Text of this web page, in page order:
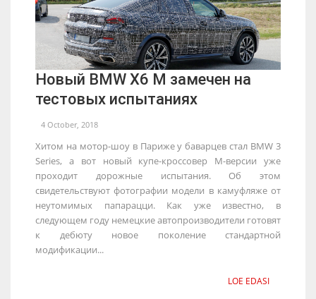
Новый BMW X6 M замечен на
тестовых испытаниях
4 October, 2018
Хитом на мотор-шоу в Париже у баварцев стал BMW 3
Series, а вот новый купе-кроссовер М-версии уже
проходит дорожные испытания. Об этом
свидетельствуют фотографии модели в камуфляже от
неутомимых папарацци. Как уже известно, в
следующем году немецкие автопроизводители готовят
к дебюту новое поколение стандартной
модификации...
LOE EDASI